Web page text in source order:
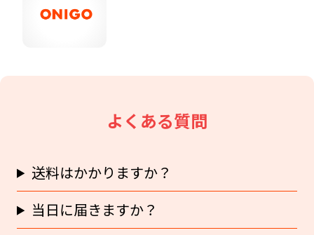
よくある質問
送料はかかりますか？
当日に届きますか？